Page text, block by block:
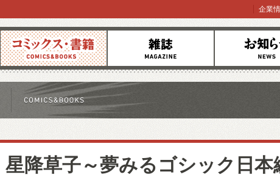
コミックス 雑誌 お知らせ
企業
星降草子～夢みるゴシック日本